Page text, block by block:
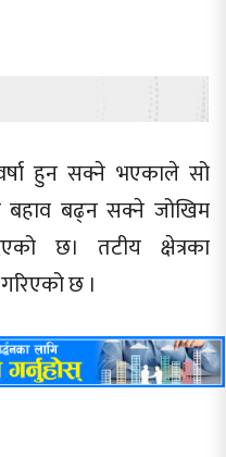
हुन सक्ने भएकाले सो
बहाव बढ्न सक्ने जोखिम
छ। तटीय क्षेत्रका
छ ।